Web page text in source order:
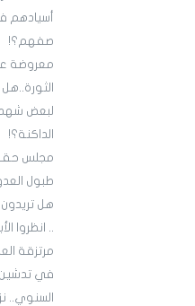
أسيادهم
صفهم؟!
معروضة
الثورة..هل
لبعض
الداكنة؟!
مجلس
طبول
هل تريدون
.. انظروا
مرتزقة
في تدشين
السنوي..